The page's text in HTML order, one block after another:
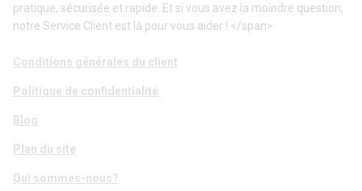
pratique, sécurisée et rapide. Et si vous avez la moindre question,
notre Service Client est là pour vous aider ! </span>
Conditions générales du client
Politique de confidentialité
Blog
Plan du site
Qui sommes-nous?